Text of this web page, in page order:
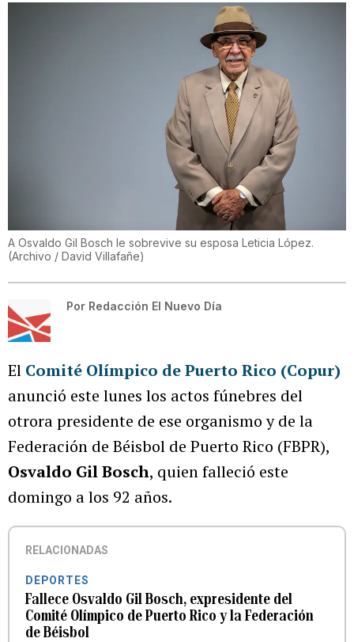
A Osvaldo Gil Bosch le sobrevive su esposa Leticia López.
(Archivo / David Villafañe)
Por Redacción El Nuevo Día
El Comité Olímpico de Puerto Rico (Copur)
anunció este lunes los actos fúnebres del
otrora presidente de ese organismo y de la
Federación de Béisbol de Puerto Rico (FBPR),
Osvaldo Gil Bosch, quien falleció este
domingo a los 92 años.
RELACIONADAS
DEPORTES
Fallece Osvaldo Gil Bosch, expresidente del
Comité Olímpico de Puerto Rico y la Federación
de Béisbol